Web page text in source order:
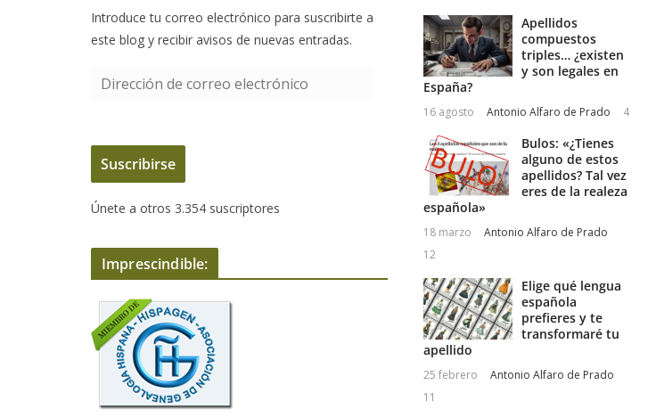
Apellidos
compuestos
triples… ¿existen
y son legales en
España?
16 agosto Antonio Alfaro de Prado 4
Bulos: «¿Tienes
alguno de estos
apellidos? Tal vez
eres de la realeza
española»
18 marzo
Antonio Alfaro de Prado
12
Elige qué lengua
española
prefieres y te
transformaré tu
apellido
25 febrero
Antonio Alfaro de Prado
11
Introduce tu correo electrónico para suscribirte a
este blog y recibir avisos de nuevas entradas.
Suscribirse
Únete a otros 3.354 suscriptores
Imprescindible: